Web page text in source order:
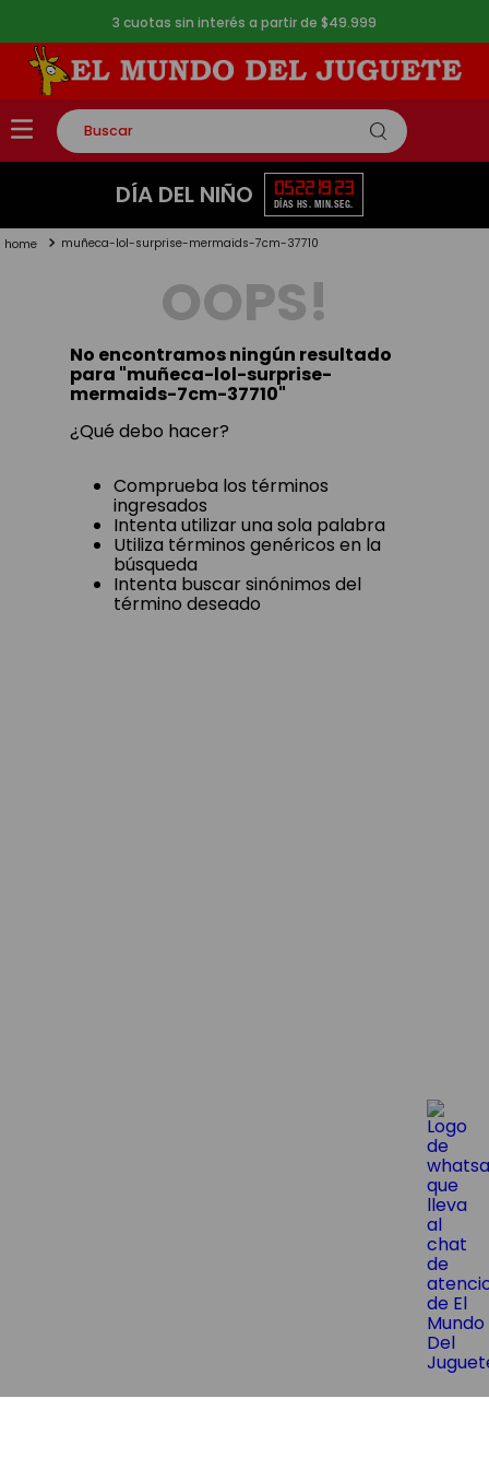
3 cuotas sin interés a partir de $49.999
Buscar
TÉRMINOS MÁS BUSCADOS
2.
lego
toy story
DÍA DEL NIÑO 05
DÍAS
22
HS.
19
MIN.
23
SEG.
muñeca-lol-surprise-mermaids-7cm-37710
OOPS!
No encontramos ningún resultado
para "muñeca-lol-surprise-
mermaids-7cm-37710"
¿Qué debo hacer?
Comprueba los términos
ingresados
Intenta utilizar una sola palabra
Utiliza términos genéricos en la
búsqueda
Intenta buscar sinónimos del
término deseado